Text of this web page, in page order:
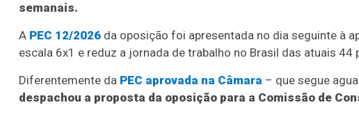
semanais.
A PEC 12/2026 da oposição foi apresentada no dia seguinte à
escala 6x1 e reduz a jornada de trabalho no Brasil das atuais 44
Diferentemente da PEC aprovada na Câmara – que segue
despachou a proposta da oposição para a Comissão de